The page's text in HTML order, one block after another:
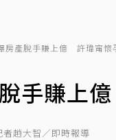
房產脫手賺上億 許瑋甯懷
手賺上
者趙大智／即時報導